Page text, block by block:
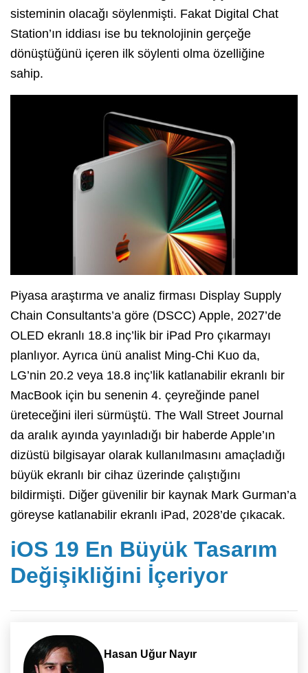
sisteminin olacağı söylenmişti. Fakat Digital Chat
Station’ın iddiası ise bu teknolojinin gerçeğe
dönüştüğünü içeren ilk söylenti olma özelliğine
sahip.
Piyasa araştırma ve analiz firması Display Supply
Chain Consultants’a göre (DSCC) Apple, 2027’de
OLED ekranlı 18.8 inç’lik bir iPad Pro çıkarmayı
planlıyor. Ayrıca ünü analist Ming-Chi Kuo da,
LG’nin 20.2 veya 18.8 inç’lik katlanabilir ekranlı bir
MacBook için bu senenin 4. çeyreğinde panel
üreteceğini ileri sürmüştü. The Wall Street Journal
da aralık ayında yayınladığı bir haberde Apple’ın
dizüstü bilgisayar olarak kullanılmasını amaçladığı
büyük ekranlı bir cihaz üzerinde çalıştığını
bildirmişti. Diğer güvenilir bir kaynak Mark Gurman’a
göreyse katlanabilir ekranlı iPad, 2028’de çıkacak.
iOS 19 En Büyük Tasarım
Değişikliğini İçeriyor
Hasan Uğur Nayır